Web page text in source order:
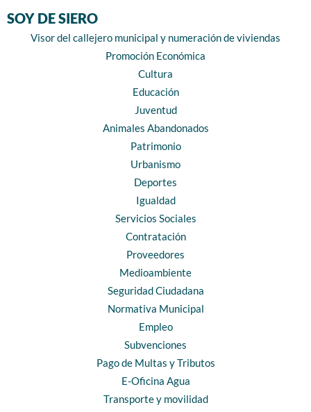
SOY DE SIERO
Visor del callejero municipal y numeración de viviendas
Promoción Económica
Cultura
Educación
Juventud
Animales Abandonados
Patrimonio
Urbanismo
Deportes
Igualdad
Servicios Sociales
Contratación
Proveedores
Medioambiente
Seguridad Ciudadana
Normativa Municipal
Empleo
Subvenciones
Pago de Multas y Tributos
E-Oficina Agua
Transporte y movilidad